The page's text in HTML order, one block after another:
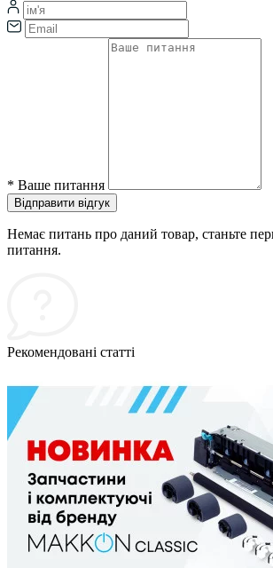
* Ваше питання
Відправити відгук
Немає питань про даний товар, станьте
питання.
Рекомендовані статті